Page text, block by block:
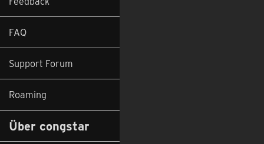
FAQ
Support Forum
Roaming
Über congstar